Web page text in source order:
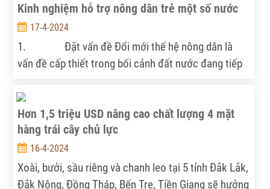
Kinh nghiệm hỗ trợ nông dân trẻ một số nước
17-4-2024
1. Đặt vấn đề Đổi mới thế hệ nông dân là
vấn đề cấp thiết trong bối cảnh đất nước đang tiếp
trẻ vào nông nghiệp là điều cần thiết để giải quyết
vấn đề về nguồn nhân lực trong tương lai để “tái tạo
lực lượng nông dân” trở thành thế hệ nông dân số,
nông dân toàn cầu trong thời kì hội nhập. Nông dân
trẻ có thể đóng góp phù hợp vào việc thúc đẩy sự
thịnh vượng ở nông thôn, củng cố chuỗi giá trị nông
Hơn 1,5 triệu USD nâng cao chất lượng 4 mặt
hàng trái cây chủ lực
16-4-2024
Xoài, bưởi, sầu riêng và chanh leo tại 5 tỉnh Đắk Lắk,
Đắk Nông, Đồng Tháp, Bến Tre, Tiền Giang sẽ hưởng